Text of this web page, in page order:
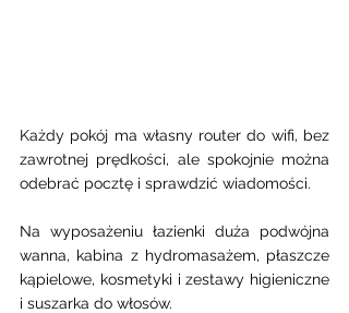
Każdy pokój ma własny router do wifi, bez
zawrotnej prędkości, ale spokojnie można
odebrać pocztę i sprawdzić wiadomości.
Na wyposażeniu łazienki duża podwójna
wanna, kabina z hydromasażem, płaszcze
kąpielowe, kosmetyki i zestawy higieniczne
i suszarka do włosów.